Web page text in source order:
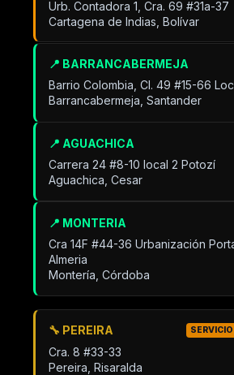
Urb. Contadora 1, Cra. 69 #31a-37
Cartagena de Indias, Bolívar
📍 BARRANCABERMEJA
Barrio Colombia, Cl. 49 #15-66
Barrancabermeja, Santander
📍 AGUACHICA
Carrera 24 #8-10 local 2 Potozí
Aguachica, Cesar
📍 MONTERIA
Cra 14F #44-36 Urbanización
Almeria
Montería, Córdoba
🔧 PEREIRA SERVICIO
Cra. 8 #33-33
Pereira, Risaralda